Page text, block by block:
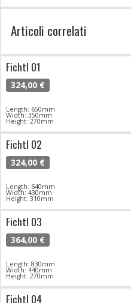
Articoli correlati
Fichtl 01
324,00 €
Length: 650mm
Width: 350mm
Height: 270mm
Fichtl 02
324,00 €
Length: 640mm
Width: 430mm
Height: 310mm
Fichtl 03
364,00 €
Length: 830mm
Width: 440mm
Height: 270mm
Fichtl 04